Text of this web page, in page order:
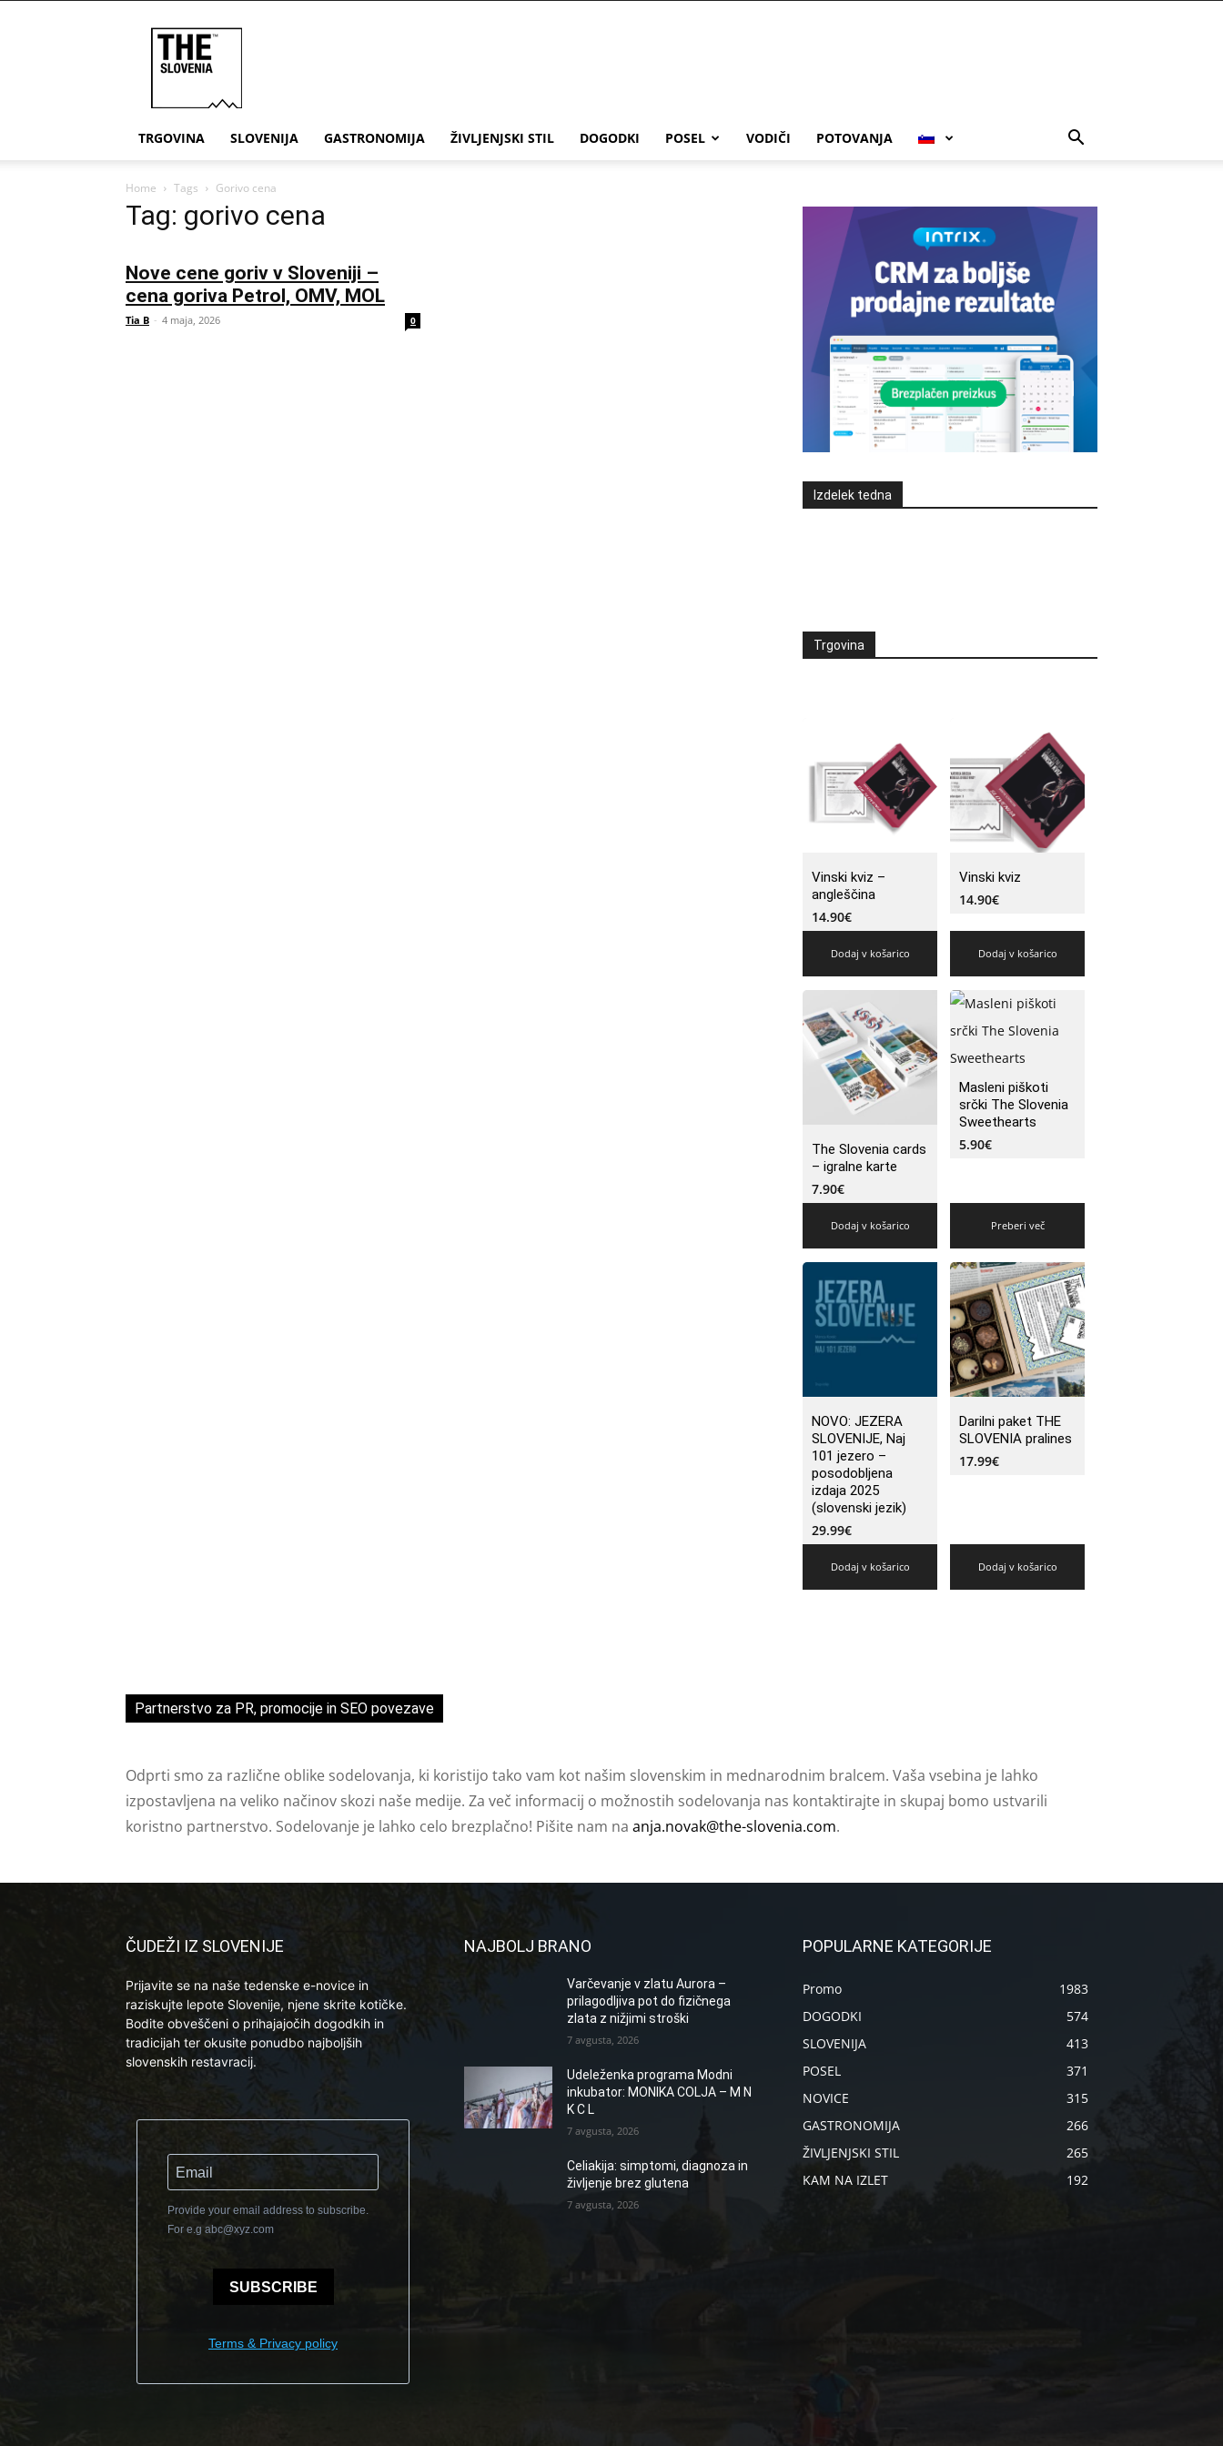
TRGOVINA SLOVENIJA GASTRONOMIJA ŽIVLJENJSKI STIL DOGODKI POSEL VODIČI POTOVANJA
Home Tags Gorivo cena
Tag: gorivo cena
Nove cene goriv v Sloveniji –
cena goriva Petrol, OMV, MOL
Tia B - 4 maja, 2026 0
Izdelek tedna
Trgovina
Vinski kviz –
angleščina
14.90€
Dodaj v košarico
Vinski kviz
14.90€
Dodaj v košarico
The Slovenia cards
– igralne karte
7.90€
Dodaj v košarico
Masleni piškoti
srčki The Slovenia
Sweethearts
5.90€
Preberi več
NOVO: JEZERA
SLOVENIJE, Naj
101 jezero –
posodobljena
izdaja 2025
(slovenski jezik)
29.99€
Dodaj v košarico
Darilni paket THE
SLOVENIA pralines
17.99€
Dodaj v košarico
Partnerstvo za PR, promocije in SEO povezave
Odprti smo za različne oblike sodelovanja, ki koristijo tako vam kot našim slovenskim in mednarodnim bralcem. Vaša vsebina je lahko
izpostavljena na veliko načinov skozi naše medije. Za več informacij o možnostih sodelovanja nas kontaktirajte in skupaj bomo ustvarili
koristno partnerstvo. Sodelovanje je lahko celo brezplačno! Pišite nam na anja.novak@the-slovenia.com.
ČUDEŽI IZ SLOVENIJE
Prijavite se na naše tedenske e-novice in
raziskujte lepote Slovenije, njene skrite kotičke.
Bodite obveščeni o prihajajočih dogodkih in
tradicijah ter okusite ponudbo najboljših
slovenskih restavracij.
Provide your email address to subscribe.
For e.g abc@xyz.com
SUBSCRIBE
Terms & Privacy policy
NAJBOLJ BRANO
Varčevanje v zlatu Aurora –
prilagodljiva pot do fizičnega
zlata z nižjimi stroški
7 avgusta, 2026
Udeleženka programa Modni
inkubator: MONIKA COLJA – M N
K C L
7 avgusta, 2026
Celiakija: simptomi, diagnoza in
življenje brez glutena
7 avgusta, 2026
POPULARNE KATEGORIJE
Promo
1983
DOGODKI
574
SLOVENIJA
413
POSEL
371
NOVICE
315
GASTRONOMIJA
266
ŽIVLJENJSKI STIL
265
KAM NA IZLET
192